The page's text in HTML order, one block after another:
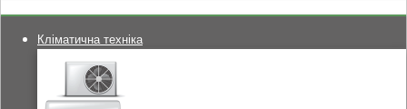
Кліматична техніка